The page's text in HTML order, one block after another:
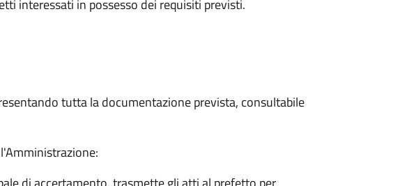
interessati in possesso dei requisiti previsti.
tutta la documentazione prevista, consultabile